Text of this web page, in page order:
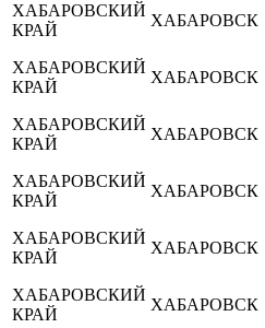
ХАБАРОВСКИЙ
КРАЙ
ХАБАРОВСК
ХАБАРОВСКИЙ
КРАЙ
ХАБАРОВСК
ХАБАРОВСКИЙ
КРАЙ
ХАБАРОВСК
ХАБАРОВСКИЙ
КРАЙ
ХАБАРОВСК
ХАБАРОВСКИЙ
КРАЙ
ХАБАРОВСК
ХАБАРОВСКИЙ
КРАЙ
ХАБАРОВСК